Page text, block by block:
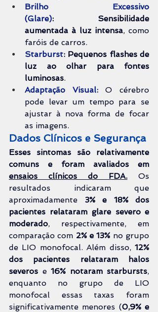
Brilho Excessivo
(Glare):
Sensibilidade
aumentada à luz intensa, como
faróis de carros.
Starburst: Pequenos flashes de
luz ao olhar para fontes
luminosas.
Adaptação Visual: O cérebro
pode levar um tempo para se
ajustar à nova forma de focar
as imagens.
Dados Clínicos e Segurança
Esses sintomas são relativamente
ensaios clínicos do FDA. Os
resultados indicaram que
aproximadamente 3% e 18% dos
pacientes relataram glare severo e
moderado, respectivamente, em
comparação com 2% e 13% no grupo
de LIO monofocal. Além disso, 12%
dos pacientes relataram halos
severos e 16% notaram starbursts,
enquanto no grupo de LIO
monofocal essas taxas foram
significativamente menores (0,9% e